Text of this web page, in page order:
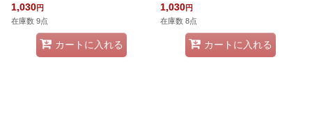
1,030円
在庫数 9点
カートに入れる
1,030円
在庫数 8点
カートに入れる